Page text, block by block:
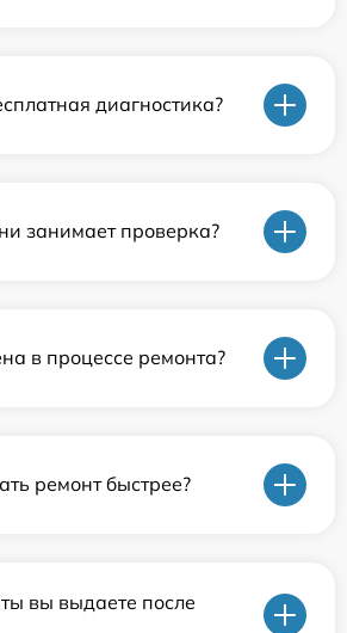
диагностика?
занимает проверка?
в процессе ремонта?
ремонт быстрее?
вы выдаете после